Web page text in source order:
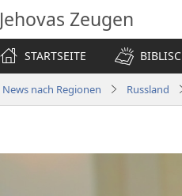
Jehovas Zeugen
STARTSEITE
News nach Regionen Russland